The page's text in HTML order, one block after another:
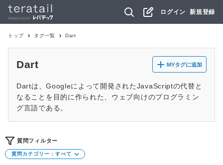
ログイン 新規登録
トップ タグ一覧 Dart
Dart MYタグに追加
Dartは、Googleによって開発されたJavaScriptの代替と
なることを目的に作られた、ウェブ向けのプログラミン
グ言語である。
質問フィルター
質問カテゴリー： すべて